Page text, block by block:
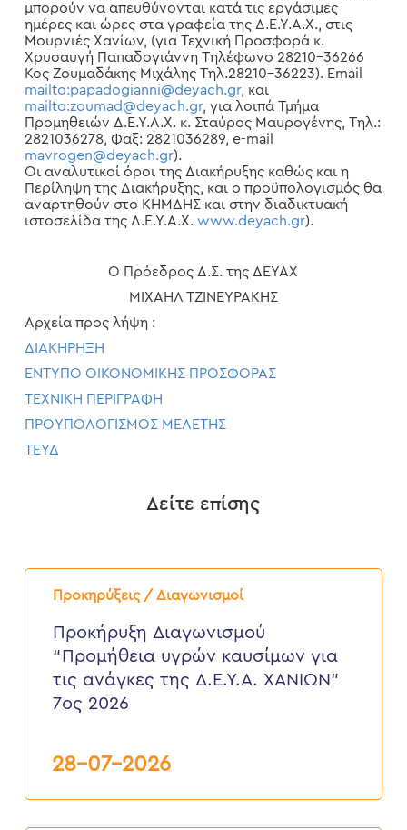
μπορούν να απευθύνονται κατά τις εργάσιμες
ημέρες και ώρες στα γραφεία της Δ.Ε.Υ.Α.Χ., στις
Μουρνιές Χανίων, (για Τεχνική Προσφορά κ.
Χρυσαυγή Παπαδογιάννη Τηλέφωνο 28210-36266
Κος Ζουμαδάκης Μιχάλης Τηλ.28210-36223). Email
mailto:papadogianni@deyach.gr, και
mailto:zoumad@deyach.gr, για λοιπά Τμήμα
Προμηθειών Δ.Ε.Υ.Α.Χ. κ. Σταύρος Μαυρογένης, Τηλ.:
2821036278, Φαξ: 2821036289, e-mail
mavrogen@deyach.gr).
Οι αναλυτικοί όροι της Διακήρυξης καθώς και η
Περίληψη της Διακήρυξης, και ο προϋπολογισμός θα
αναρτηθούν στο ΚΗΜΔΗΣ και στην διαδικτυακή
ιστοσελίδα της Δ.Ε.Υ.Α.Χ. www.deyach.gr).
Ο Πρόεδρος Δ.Σ. της ΔΕΥΑΧ
ΜΙΧΑΗΛ ΤΖΙΝΕΥΡΑΚΗΣ
Αρχεία προς λήψη :
ΔΙΑΚΗΡΗΞΗ
ΕΝΤΥΠΟ ΟΙΚΟΝΟΜΙΚΗΣ ΠΡΟΣΦΟΡΑΣ
ΤΕΧΝΙΚΗ ΠΕΡΙΓΡΑΦΗ
ΠΡΟΥΠΟΛΟΓΙΣΜΟΣ ΜΕΛΕΤΗΣ
ΤΕΥΔ
Δείτε επίσης
Προκηρύξεις / Διαγωνισμοί
Προκήρυξη
Διαγωνισμού
υγρών
καυσίμων
ανάγκες
2026
Προκήρυξη Διαγωνισμού
“Προμήθεια υγρών καυσίμων για
τις ανάγκες της Δ.Ε.Υ.Α. ΧΑΝΙΩΝ”
7ος 2026
28-07-2026